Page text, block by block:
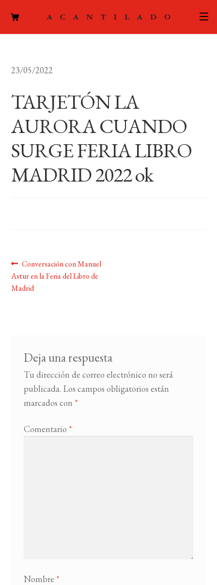
ACTUALIDAD
PODCAST
LA EDITORIAL
FOREIGN RIGHTS
23/05/2022
TARJETÓN LA
AURORA CUANDO
SURGE FERIA LIBRO
MADRID 2022 ok
Navegación
de
Anterior:
Conversación con Manuel
Astur en la Feria del Libro de
Madrid
Deja una respuesta
Tu dirección de correo electrónico no será
publicada. Los campos obligatorios están
marcados con *
Comentario *
Nombre *